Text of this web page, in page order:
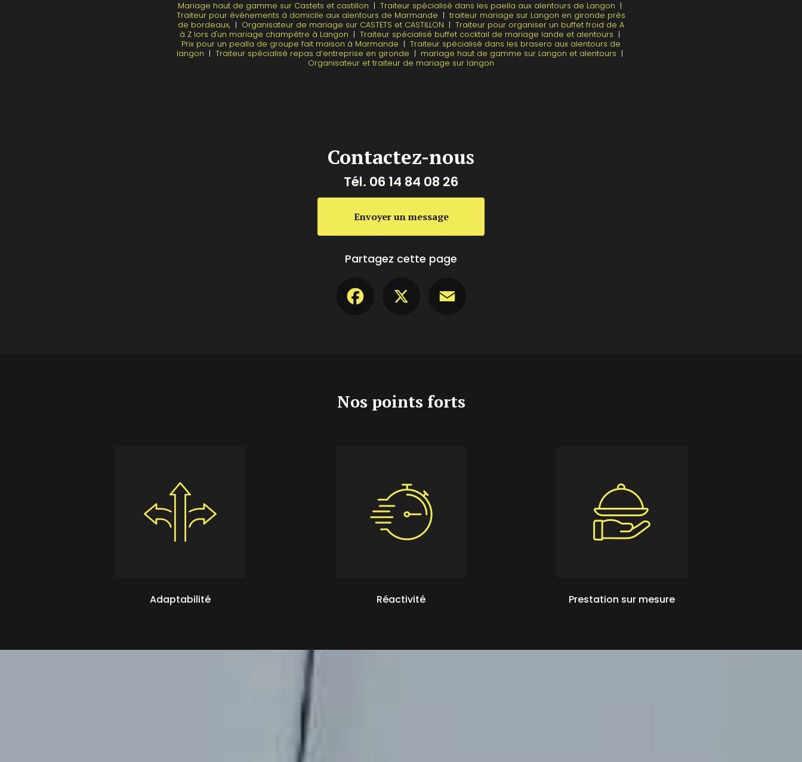
Mariage haut de gamme sur Castets et castillon | Traiteur spécialisé dans les paella aux alentours de Langon |
Traiteur pour événements à domicile aux alentours de Marmande | traiteur mariage sur Langon en gironde près
de bordeaux, | Organisateur de mariage sur CASTETS et CASTILLON | Traiteur pour organiser un buffet froid de A
à Z lors d'un mariage champêtre à Langon | Traiteur spécialisé buffet cocktail de mariage lande et alentours |
Prix pour un pealla de groupe fait maison à Marmande | Traiteur spécialisé dans les brasero aux alentours de
langon | Traiteur spécialisé repas d’entreprise en gironde | mariage haut de gamme sur Langon et alentours |
Organisateur et traiteur de mariage sur langon
Contactez-nous
Tél. 06 14 84 08 26
Envoyer un message
Partagez cette page
Nos points forts
Adaptabilité Réactivité Prestation sur mesure